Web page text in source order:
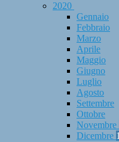
2020
Gennaio
Febbraio
Marzo
Aprile
Maggio
Giugno
Luglio
Agosto
Settembre
Ottobre
Novembre
Dicembre